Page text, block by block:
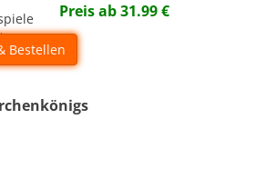
Preis ab31.99€
Bestellen